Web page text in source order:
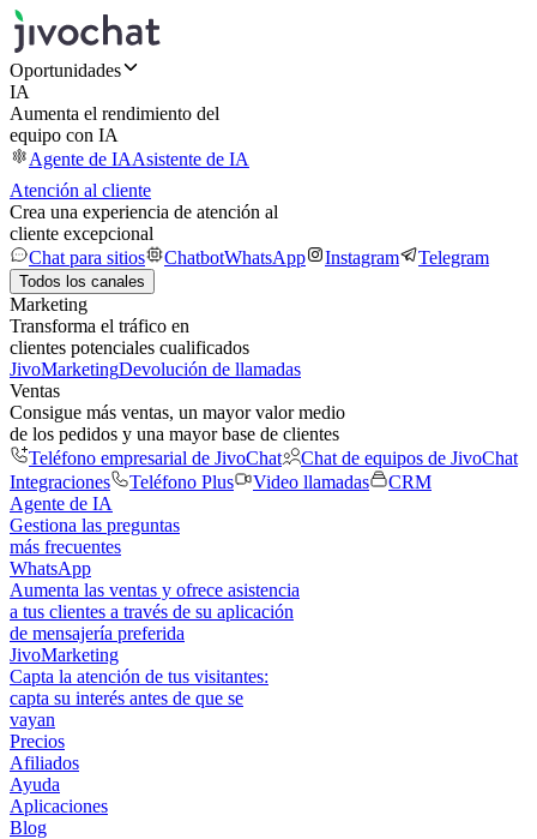
Oportunidades
IA
Aumenta el rendimiento del
equipo con IA
Agente de IAAsistente de IA
Atención al cliente
Crea una experiencia de atención al
cliente excepcional
Chat para sitios
ChatbotWhatsApp Instagram Telegram
Todos los canales
Marketing
Transforma el tráfico en
clientes potenciales cualificados
JivoMarketingDevolución de llamadas
Ventas
Consigue más ventas, un mayor valor medio
de los pedidos y una mayor base de clientes
Teléfono empresarial de JivoChat
Chat de equipos de JivoChat
Integraciones
Teléfono Plus Video llamadas
CRM
Agente de IA
Gestiona las preguntas
más frecuentes
WhatsApp
Aumenta las ventas y ofrece asistencia
a tus clientes a través de su aplicación
de mensajería preferida
JivoMarketing
Capta la atención de tus visitantes:
capta su interés antes de que se
vayan
Precios
Afiliados
Ayuda
Aplicaciones
Blog